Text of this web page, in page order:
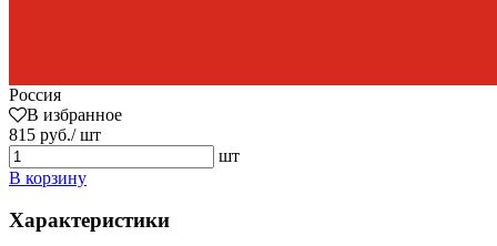
Россия
В избранное
815 руб./ шт
шт
В корзину
Характеристики